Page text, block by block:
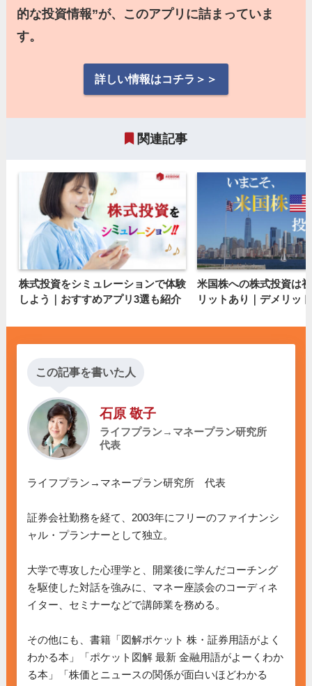
的な投資情報”が、このアプリに詰まっていま
す。
詳しい情報はコチラ＞＞
関連記事
株式投資をシミュレーションで体験
しよう｜おすすめアプリ3選も紹介
米国株への株式投資は
リットあり｜デメリッ
この記事を書いた人
石原 敬子
ライフプラン→マネープラン研究所
代表
ライフプラン→マネープラン研究所　代表
証券会社勤務を経て、2003年にフリーのファイナンシ
ャル・プランナーとして独立。
大学で専攻した心理学と、開業後に学んだコーチング
を駆使した対話を強みに、マネー座談会のコーディネ
イター、セミナーなどで講師業を務める。
その他にも、書籍「図解ポケット 株・証券用語がよく
わかる本」「ポケット図解 最新 金融用語がよーくわか
る本」「株価とニュースの関係が面白いほどわかる